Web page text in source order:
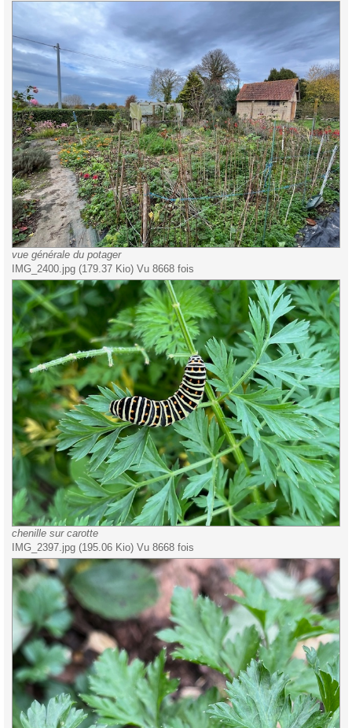
vue générale du potager
IMG_2400.jpg (179.37 Kio) Vu 8668 fois
chenille sur carotte
IMG_2397.jpg (195.06 Kio) Vu 8668 fois